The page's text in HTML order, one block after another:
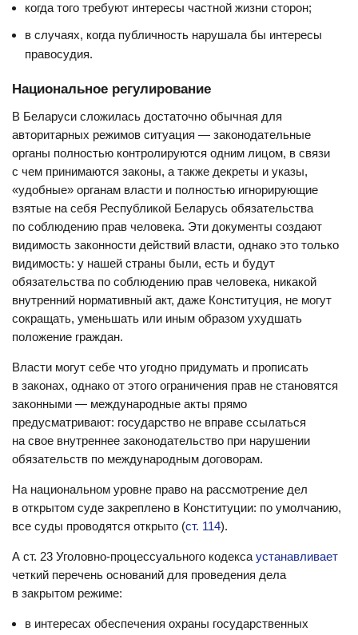
когда того требуют интересы частной жизни сторон;
в случаях, когда публичность нарушала бы интересы
правосудия.
Национальное регулирование
В Беларуси сложилась достаточно обычная для
авторитарных режимов ситуация — законодательные
органы полностью контролируются одним лицом, в связи
с чем принимаются законы, а также декреты и указы,
«удобные» органам власти и полностью игнорирующие
взятые на себя Республикой Беларусь обязательства
по соблюдению прав человека. Эти документы создают
видимость законности действий власти, однако это только
видимость: у нашей страны были, есть и будут
обязательства по соблюдению прав человека, никакой
внутренний нормативный акт, даже Конституция, не могут
сокращать, уменьшать или иным образом ухудшать
положение граждан.
Власти могут себе что угодно придумать и прописать
в законах, однако от этого ограничения прав не становятся
законными — международные акты прямо
предусматривают: государство не вправе ссылаться
на свое внутреннее законодательство при нарушении
обязательств по международным договорам.
На национальном уровне право на рассмотрение дел
в открытом суде закреплено в Конституции: по умолчанию,
все суды проводятся открыто (ст. 114).
А ст. 23 Уголовно-процессуального кодекса устанавливает
четкий перечень оснований для проведения дела
в закрытом режиме:
в интересах обеспечения охраны государственных